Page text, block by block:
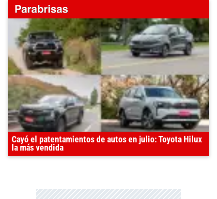
Cayó el patentamientos de autos en julio: Toyota Hilux
la más vendida